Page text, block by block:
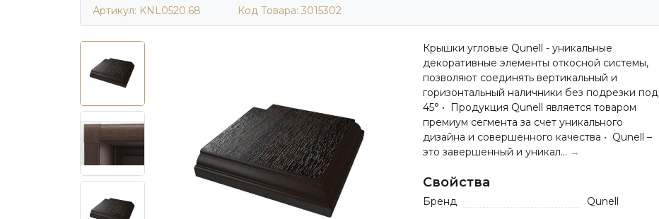
Артикул: KNL0520.68 Код Товара: 3015302
Крышки угловые Qunell - уникальные
декоративные элементы откосной системы,
позволяют соединять вертикальный и
горизонтальный наличники без подрезки под
45° • Продукция Qunell является товаром
премиум сегмента за счет уникального
дизайна и совершенного качества • Qunell –
это завершенный и уникал... →
Свойства
Бренд
Qunell